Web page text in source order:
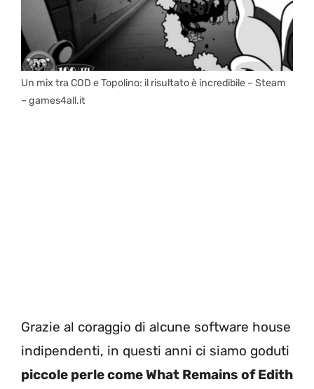
Un mix tra COD e Topolino: il risultato è incredibile – Steam
– games4all.it
Grazie al coraggio di alcune software house
indipendenti, in questi anni ci siamo goduti
piccole perle come What Remains of Edith